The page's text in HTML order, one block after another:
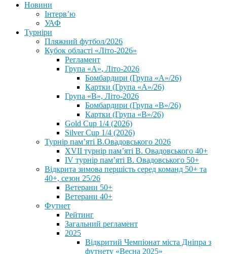
Новини
Інтерв’ю
УАФ
Турніри
Пляжний футбол/2026
Кубок області «Літо-2026»
Регламент
Група «А», Літо-2026
Бомбардири (Група «А»/26)
Картки (Група «А»/26)
Група «В», Літо-2026
Бомбардири (Група «В»/26)
Картки (Група «В»/26)
Gold Cup 1/4 (2026)
Silver Cup 1/4 (2026)
Турнір пам’яті В.Овадовського 2026
XVII турнір пам’яті В. Овадовського 40+
IV турнір пам’яті В. Овадовського 50+
Відкрита зимова першість серед команд 50+ та
40+, сезон 25/26
Ветерани 50+
Ветерани 40+
Футнет
Рейтинг
Загальний регламент
2025
Відкритий Чемпіонат міста Дніпра з
футнету «Весна 2025»